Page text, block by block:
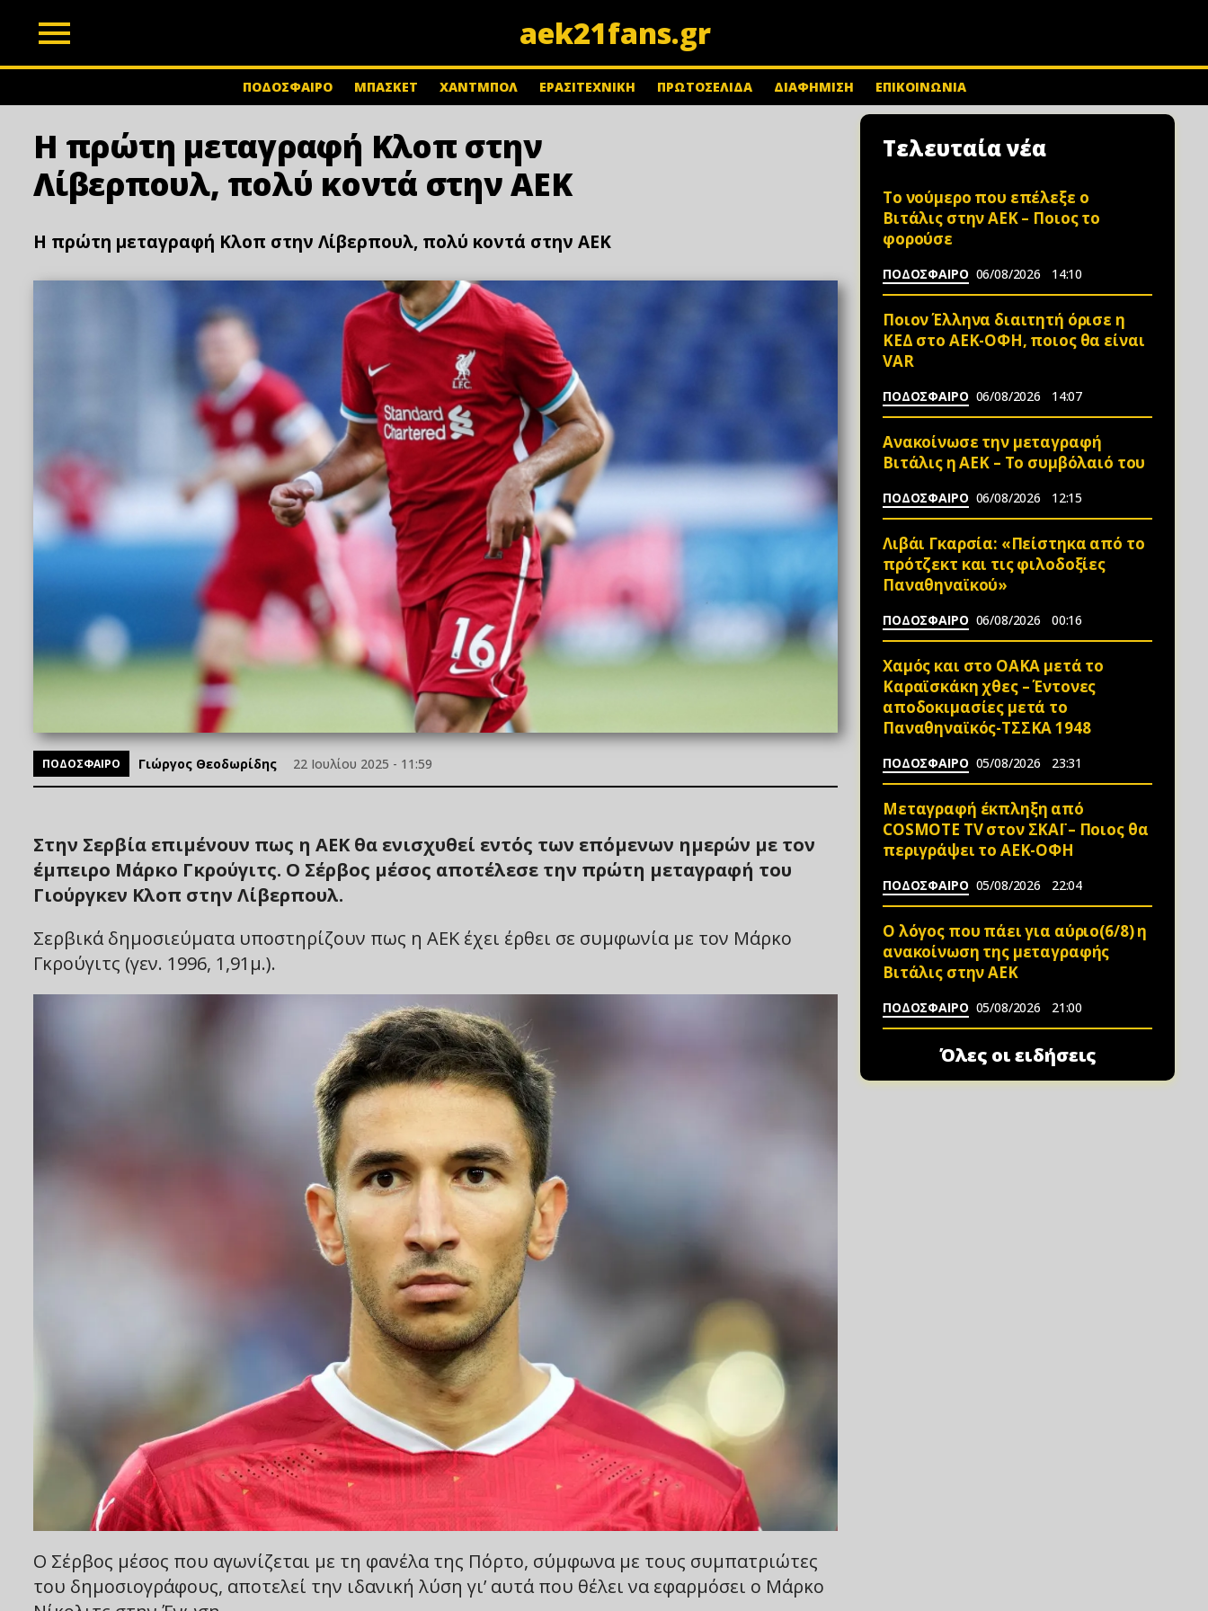
aek21fans.gr
ΠΟΔΟΣΦΑΙΡΟ ΜΠΑΣΚΕΤ ΧΑΝΤΜΠΟΛ ΕΡΑΣΙΤΕΧΝΙΚΗ ΠΡΩΤΟΣΕΛΙΔΑ ΔΙΑΦΗΜΙΣΗ ΕΠΙΚΟΙΝΩΝΙΑ
Η πρώτη μεταγραφή Κλοπ στην
Λίβερπουλ, πολύ κοντά στην ΑΕΚ
Η πρώτη μεταγραφή Κλοπ στην Λίβερπουλ, πολύ κοντά στην ΑΕΚ
ΠΟΔΟΣΦΑΙΡΟ Γιώργος Θεοδωρίδης 22 Ιουλίου 2025 - 11:59
Στην Σερβία επιμένουν πως η ΑΕΚ θα ενισχυθεί εντός των επόμενων ημερών με τον
έμπειρο Μάρκο Γκρούγιτς. Ο Σέρβος μέσος αποτέλεσε την πρώτη μεταγραφή του
Γιούργκεν Κλοπ στην Λίβερπουλ.
Σερβικά δημοσιεύματα υποστηρίζουν πως η ΑΕΚ έχει έρθει σε συμφωνία με τον Μάρκο
Γκρούγιτς (γεν. 1996, 1,91μ.).
Ο Σέρβος μέσος που αγωνίζεται με τη φανέλα της Πόρτο, σύμφωνα με τους συμπατριώτες
του δημοσιογράφους, αποτελεί την ιδανική λύση γι’ αυτά που θέλει να εφαρμόσει ο Μάρκο
Τελευταία νέα
Το νούμερο που επέλεξε ο
Βιτάλις στην ΑΕΚ – Ποιος το
φορούσε
ΠΟΔΟΣΦΑΙΡΟ 06/08/2026 14:10
Ποιον Έλληνα διαιτητή όρισε η
ΚΕΔ στο ΑΕΚ-ΟΦΗ, ποιος θα είναι
VAR
ΠΟΔΟΣΦΑΙΡΟ 06/08/2026 14:07
Ανακοίνωσε την μεταγραφή
Βιτάλις η ΑΕΚ – Το συμβόλαιό του
ΠΟΔΟΣΦΑΙΡΟ 06/08/2026 12:15
Λιβάι Γκαρσία: «Πείστηκα από το
πρότζεκτ και τις φιλοδοξίες
Παναθηναϊκού»
ΠΟΔΟΣΦΑΙΡΟ 06/08/2026 00:16
Χαμός και στο ΟΑΚΑ μετά το
Καραϊσκάκη χθες – Έντονες
αποδοκιμασίες μετά το
Παναθηναϊκός-ΤΣΣΚΑ 1948
ΠΟΔΟΣΦΑΙΡΟ 05/08/2026 23:31
Μεταγραφή έκπληξη από
COSMOTE TV στον ΣΚΑΪ – Ποιος θα
περιγράψει το ΑΕΚ-ΟΦΗ
ΠΟΔΟΣΦΑΙΡΟ 05/08/2026 22:04
Ο λόγος που πάει για αύριο(6/8) η
ανακοίνωση της μεταγραφής
Βιτάλις στην ΑΕΚ
ΠΟΔΟΣΦΑΙΡΟ 05/08/2026 21:00
Όλες οι ειδήσεις